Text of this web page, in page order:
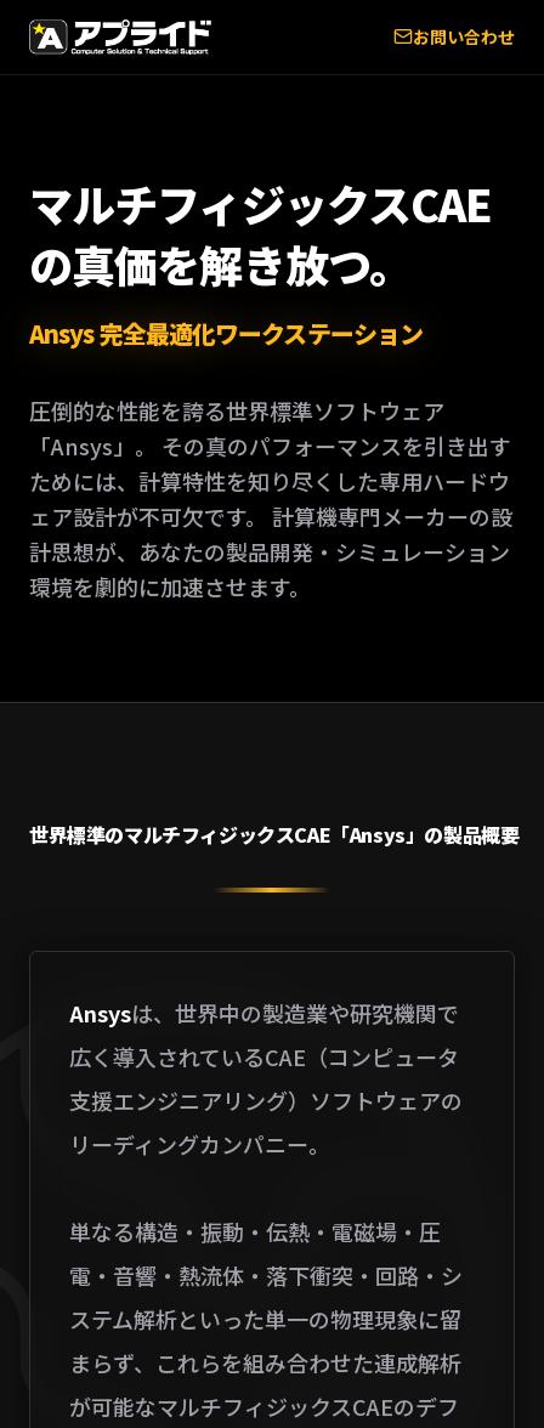
お問い合わせ
マルチフィジックスCAE
の真価を解き放つ。
Ansys 完全最適化ワークステーション
圧倒的な性能を誇る世界標準ソフトウェア
「Ansys」。
その真のパフォーマンスを引き出す
ためには、計算特性を知り尽くした専用ハードウ
ェア設計が不可欠です。
計算機専門メーカーの設
計思想が、あなたの製品開発・シミュレーション
環境を劇的に加速させます。
世界標準のマルチフィジックスCAE「Ansys」の製品概要
Ansysは、世界中の製造業や研究機関で
広く導入されているCAE（コンピュータ
支援エンジニアリング）ソフトウェアの
リーディングカンパニー。
単なる構造・振動・伝熱・電磁場・圧
電・音響・熱流体・落下衝突・回路・シ
ステム解析といった単一の物理現象に留
まらず、これらを組み合わせた連成解析
が可能なマルチフィジックスCAEのデフ